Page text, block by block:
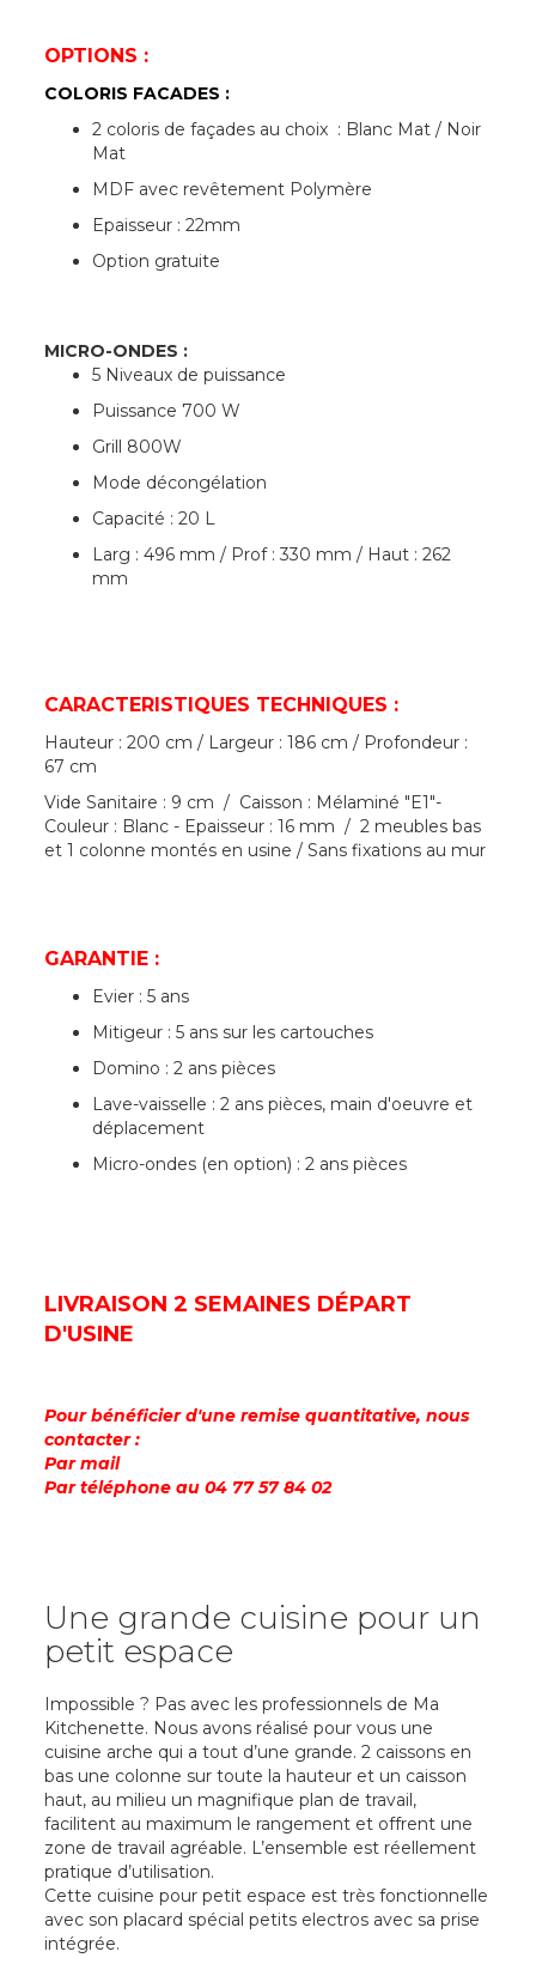
OPTIONS :
COLORIS FACADES :
2 coloris de façades au choix : Blanc Mat / Noir
Mat
MDF avec revêtement Polymère
Epaisseur : 22mm
Option gratuite
MICRO-ONDES :
5 Niveaux de puissance
Puissance 700 W
Grill 800W
Mode décongélation
Capacité : 20 L
Larg : 496 mm / Prof : 330 mm / Haut : 262
mm
CARACTERISTIQUES TECHNIQUES :
Hauteur : 200 cm / Largeur : 186 cm / Profondeur :
67 cm
Vide Sanitaire : 9 cm / Caisson : Mélaminé "E1"-
Couleur : Blanc - Epaisseur : 16 mm / 2 meubles bas
et 1 colonne montés en usine / Sans fixations au mur
GARANTIE :
Evier : 5 ans
Mitigeur : 5 ans sur les cartouches
Domino : 2 ans pièces
Lave-vaisselle : 2 ans pièces, main d'oeuvre et
déplacement
Micro-ondes (en option) : 2 ans pièces
LIVRAISON 2 SEMAINES DÉPART
D'USINE
Pour bénéficier d'une remise quantitative, nous
contacter :
Par mail
Par téléphone au 04 77 57 84 02
Une grande cuisine pour un
petit espace
Impossible ? Pas avec les professionnels de Ma
Kitchenette. Nous avons réalisé pour vous une
cuisine arche qui a tout d’une grande. 2 caissons en
bas une colonne sur toute la hauteur et un caisson
haut, au milieu un magnifique plan de travail,
facilitent au maximum le rangement et offrent une
zone de travail agréable. L’ensemble est réellement
pratique d’utilisation.
Cette cuisine pour petit espace est très fonctionnelle
avec son placard spécial petits electros avec sa prise
intégrée.